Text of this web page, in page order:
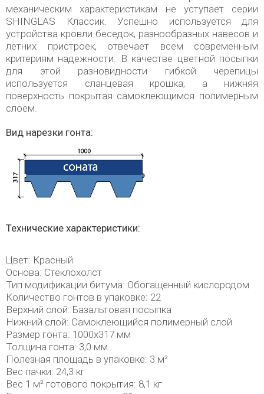
механическим характеристикам не уступает серии
SHINGLAS Классик. Успешно используется для
устройства кровли беседок, разнообразных навесов и
летних пристроек, отвечает всем современным
критериям надежности. В качестве цветной посыпки
для этой разновидности гибкой черепицы
используется сланцевая крошка, а нижняя
поверхность покрытая самоклеющимся полимерным
слоем.
Вид нарезки гонта:
Технические характеристики:
Цвет: Красный
Основа: Стеклохолст
Тип модификации битума: Обогащенный кислородом
Количество гонтов в упаковке: 22
Верхний слой: Базальтовая посыпка
Нижний слой: Самоклеющийся полимерный слой
Размер гонта: 1000х317 мм
Толщина гонта: 3,0 мм
Полезная площадь в упаковке: 3 м²
Вес пачки: 24,3 кг
Вес 1 м² готового покрытия: 8,1 кг